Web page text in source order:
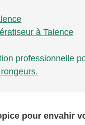
à Talence
professionnelle
pour envahir